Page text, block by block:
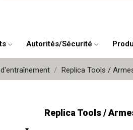
Autorités/Sécurité
Replica Tools /
Replica Tools /